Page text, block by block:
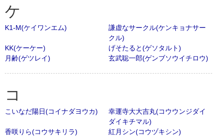
ケ
K1-M(ケイワンエム)
謙虚なサークル(ケンキョナサー
クル)
KK(ケーケー)
げそたると(ゲソタルト)
月齢(ゲツレイ)
玄武聡一郎(ゲンブソウイチロウ)
コ
こいなだ陽日(コイナダヨウカ)
幸運寺大大吉丸(コウウンジダイ
ダイキチマル)
香咲りら(コウサキリラ)
紅月シン(コウヅキシン)